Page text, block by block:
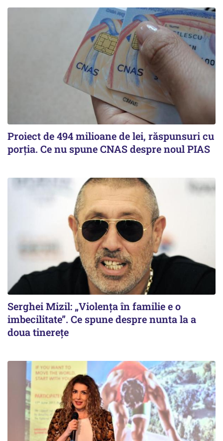
Proiect de 494 milioane de lei, răspunsuri cu
porția. Ce nu spune CNAS despre noul PIAS
Serghei Mizil: „Violența în familie e o
imbecilitate”. Ce spune despre nunta la a
doua tinerețe